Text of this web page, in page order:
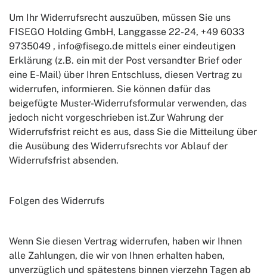
Um Ihr Widerrufsrecht auszuüben, müssen Sie uns
FISEGO Holding GmbH, Langgasse 22-24, +49 6033
9735049 , info@fisego.de mittels einer eindeutigen
Erklärung (z.B. ein mit der Post versandter Brief oder
eine E-Mail) über Ihren Entschluss, diesen Vertrag zu
widerrufen, informieren. Sie können dafür das
beigefügte Muster-Widerrufsformular verwenden, das
jedoch nicht vorgeschrieben ist.Zur Wahrung der
Widerrufsfrist reicht es aus, dass Sie die Mitteilung über
die Ausübung des Widerrufsrechts vor Ablauf der
Widerrufsfrist absenden.
Folgen des Widerrufs
Wenn Sie diesen Vertrag widerrufen, haben wir Ihnen
alle Zahlungen, die wir von Ihnen erhalten haben,
unverzüglich und spätestens binnen vierzehn Tagen ab